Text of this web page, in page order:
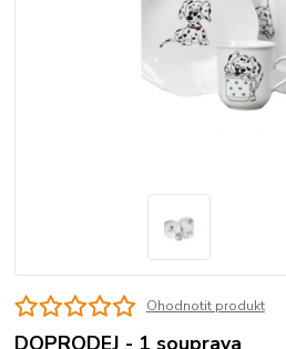
Ohodnotit produkt
DOPRODEJ - 1 souprava